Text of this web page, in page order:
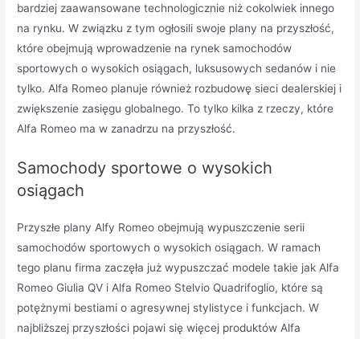
bardziej zaawansowane technologicznie niż cokolwiek innego
na rynku. W związku z tym ogłosili swoje plany na przyszłość,
które obejmują wprowadzenie na rynek samochodów
sportowych o wysokich osiągach, luksusowych sedanów i nie
tylko. Alfa Romeo planuje również rozbudowę sieci dealerskiej i
zwiększenie zasięgu globalnego. To tylko kilka z rzeczy, które
Alfa Romeo ma w zanadrzu na przyszłość.
Samochody sportowe o wysokich
osiągach
Przyszłe plany Alfy Romeo obejmują wypuszczenie serii
samochodów sportowych o wysokich osiągach. W ramach
tego planu firma zaczęła już wypuszczać modele takie jak Alfa
Romeo Giulia QV i Alfa Romeo Stelvio Quadrifoglio, które są
potężnymi bestiami o agresywnej stylistyce i funkcjach. W
najbliższej przyszłości pojawi się więcej produktów Alfa